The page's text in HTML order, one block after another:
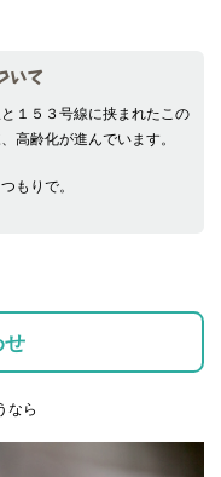
いて
１５３号線に挟まれたこの
高齢化が進んでいます。
もりで。
なら